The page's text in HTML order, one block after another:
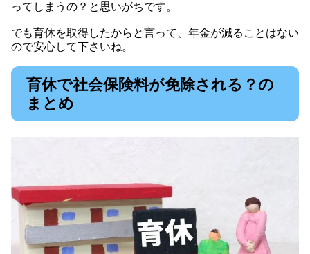
ってしまうの？と思いがちです。
でも育休を取得したからと言って、年金が減ることはない
ので安心して下さいね。
育休で社会保険料が免除される？の
まとめ